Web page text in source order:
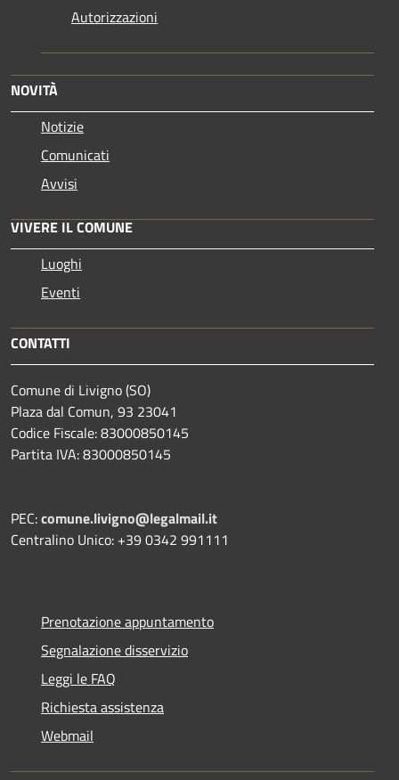
Autorizzazioni
NOVITÀ
Notizie
Comunicati
Avvisi
VIVERE IL COMUNE
Luoghi
Eventi
CONTATTI
Comune di Livigno (SO)
Plaza dal Comun, 93 23041
Codice Fiscale: 83000850145
Partita IVA: 83000850145
PEC:comune.livigno@legalmail.it
Centralino Unico: +39 0342 991111
Prenotazione appuntamento
Segnalazione disservizio
Leggi le FAQ
Richiesta assistenza
Webmail